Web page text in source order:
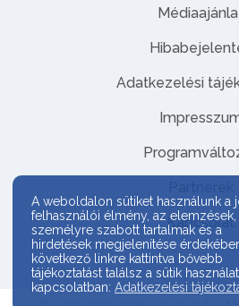
Adatkezelési
Kapcsolat
A weboldalon sütiket használunk a
felhasználói élmény, az elemzések,
személyre szabott tartalmak és a
hirdetések megjelenítése
következő linkre kattintva bővebb
tájékoztatást találsz a sütik
kapcsolatban: Adatkezelési